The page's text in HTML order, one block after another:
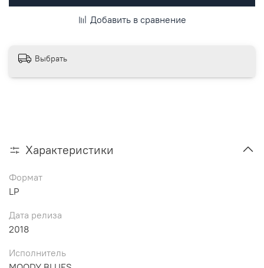
Добавить в сравнение
Выбрать
Характеристики
Формат
LP
Дата релиза
2018
Исполнитель